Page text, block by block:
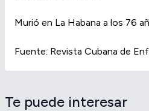
Murió en La Habana a los 76
Fuente: Revista Cubana de
Te puede interesar